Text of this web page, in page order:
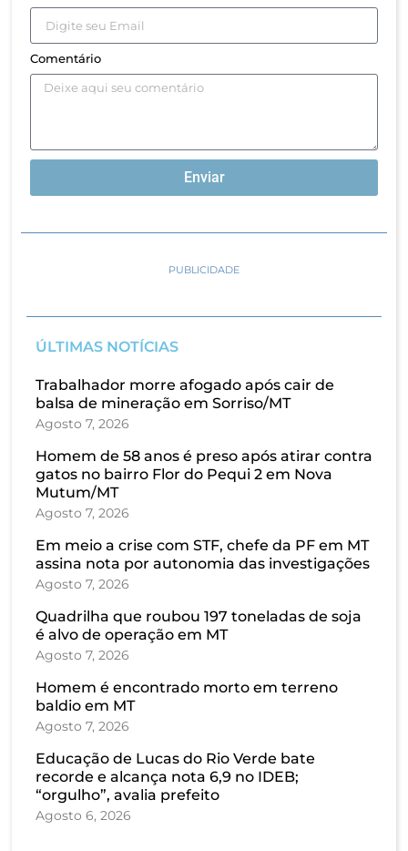
Comentário
Enviar
PUBLICIDADE
ÚLTIMAS NOTÍCIAS
Trabalhador morre afogado após cair de
balsa de mineração em Sorriso/MT
Agosto 7, 2026
Homem de 58 anos é preso após atirar contra
gatos no bairro Flor do Pequi 2 em Nova
Mutum/MT
Agosto 7, 2026
Em meio a crise com STF, chefe da PF em MT
assina nota por autonomia das investigações
Agosto 7, 2026
Quadrilha que roubou 197 toneladas de soja
é alvo de operação em MT
Agosto 7, 2026
Homem é encontrado morto em terreno
baldio em MT
Agosto 7, 2026
Educação de Lucas do Rio Verde bate
recorde e alcança nota 6,9 no IDEB;
“orgulho”, avalia prefeito
Agosto 6, 2026